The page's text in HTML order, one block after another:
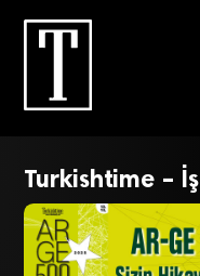
Turkishtime –